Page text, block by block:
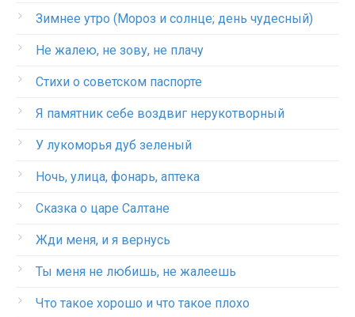
Зимнее утро (Мороз и солнце; день чудесный)
Не жалею, не зову, не плачу
Стихи о советском паспорте
Я памятник себе воздвиг нерукотворный
У лукоморья дуб зеленый
Ночь, улица, фонарь, аптека
Сказка о царе Салтане
Жди меня, и я вернусь
Ты меня не любишь, не жалеешь
Что такое хорошо и что такое плохо